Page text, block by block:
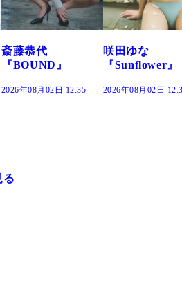
咲田ゆな
『Sunflower』
2026年08月02日 12:30
藤水咲桜『花
だまり』
2026年08月02日
る